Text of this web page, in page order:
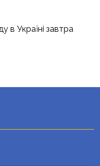
в Україні завтра